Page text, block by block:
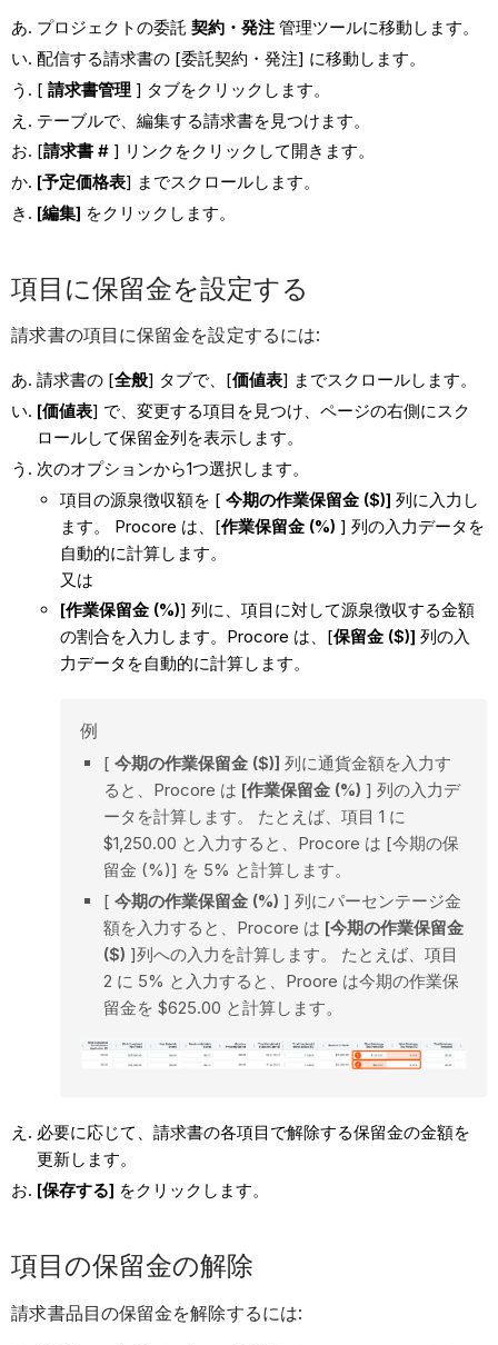
プロジェクトの委託 契約・発注 管理ツールに移動します。
配信する請求書の [委託契約・発注] に移動します。
[ 請求書管理 ] タブをクリックします。
テーブルで、編集する請求書を見つけます。
[請求書 #] リンクをクリックして開きます。
[予定価格表] までスクロールします。
[編集] をクリックします。
項目に保留金を設定する
請求書の項目に保留金を設定するには:
請求書の [全般] タブで、[価値表] までスクロールします。
[価値表] で、変更する項目を見つけ、ページの右側にスク
ロールして保留金列を表示します。
次のオプションから1つ選択します。
項目の源泉徴収額を [ 今期の作業保留金 ($)] 列に入力し
ます。 Procore は、[作業保留金 (%) ] 列の入力データを
自動的に計算します。
又は
[作業保留金 (%)] 列に、項目に対して源泉徴収する金額
の割合を入力します。Procore は、[保留金 ($)] 列の入
力データを自動的に計算します。
例
[ 今期の作業保留金 ($)] 列に通貨金額を入力す
ると、Procore は [作業保留金 (%) ] 列の入力デ
ータを計算します。 たとえば、項目 1 に
$1,250.00 と入力すると、Procore は [今期の保
留金 (%)] を 5% と計算します。
[ 今期の作業保留金 (%) ] 列にパーセンテージ金
額を入力すると、Procore は [今期の作業保留金
($) ]列への入力を計算します。 たとえば、項目
2 に 5% と入力すると、Proore は今期の作業保
留金を $625.00 と計算します。
必要に応じて、請求書の各項目で解除する保留金の金額を
更新します。
[保存する] をクリックします。
項目の保留金の解除
請求書品目の保留金を解除するには: